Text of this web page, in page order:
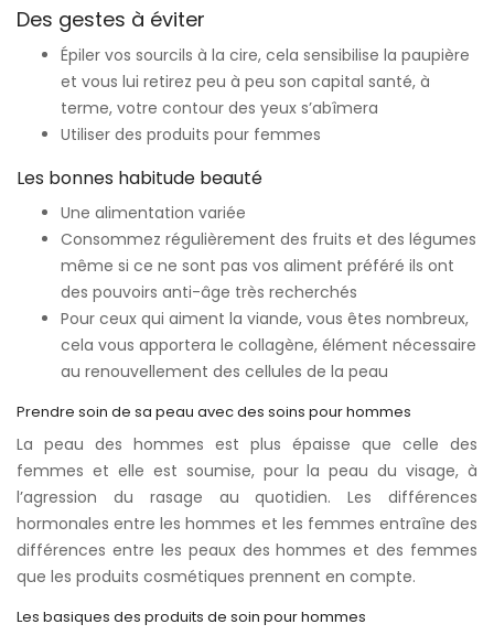
Des gestes à éviter
Épiler vos sourcils à la cire, cela sensibilise la paupière
et vous lui retirez peu à peu son capital santé, à
terme, votre contour des yeux s’abîmera
Utiliser des produits pour femmes
Les bonnes habitude beauté
Une alimentation variée
Consommez régulièrement des fruits et des légumes
même si ce ne sont pas vos aliment préféré ils ont
des pouvoirs anti-âge très recherchés
Pour ceux qui aiment la viande, vous êtes nombreux,
cela vous apportera le collagène, élément nécessaire
au renouvellement des cellules de la peau
Prendre soin de sa peau avec des soins pour hommes
La peau des hommes est plus épaisse que celle des
femmes et elle est soumise, pour la peau du visage, à
l’agression du rasage au quotidien. Les différences
hormonales entre les hommes et les femmes entraîne des
différences entre les peaux des hommes et des femmes
que les produits cosmétiques prennent en compte.
Les basiques des produits de soin pour hommes